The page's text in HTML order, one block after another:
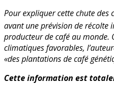
Pour expliquer cette chute des
avant une prévision de récolte
producteur de café au monde.
climatiques favorables,
«des plantations de café
Cette information est